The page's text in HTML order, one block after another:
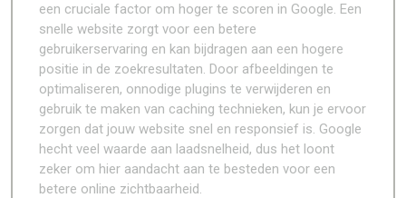
een cruciale factor om hoger te scoren in Google. Een
snelle website zorgt voor een betere
gebruikerservaring en kan bijdragen aan een hogere
positie in de zoekresultaten. Door afbeeldingen te
optimaliseren, onnodige plugins te verwijderen en
gebruik te maken van caching technieken, kun je ervoor
zorgen dat jouw website snel en responsief is. Google
hecht veel waarde aan laadsnelheid, dus het loont
zeker om hier aandacht aan te besteden voor een
betere online zichtbaarheid.